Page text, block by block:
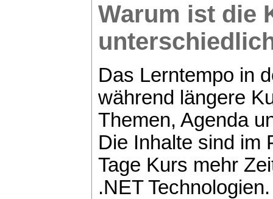
Warum ist die
Das Lerntempo in
während längere
Themen, Agenda
Die Inhalte sind im
Tage Kurs mehr
.NET